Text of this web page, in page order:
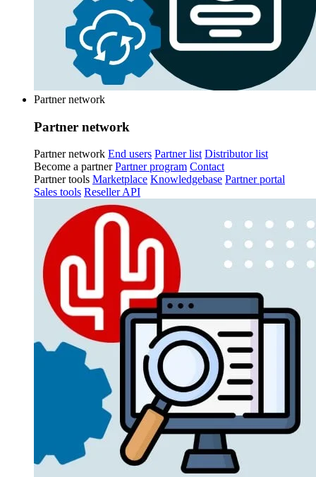
Partner network
Partner network
Partner network End users Partner list Distributor list
Become a partner Partner program Contact
Partner tools Marketplace Knowledgebase Partner portal
Sales tools Reseller API